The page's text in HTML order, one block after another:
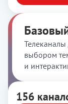
выбором
и
156